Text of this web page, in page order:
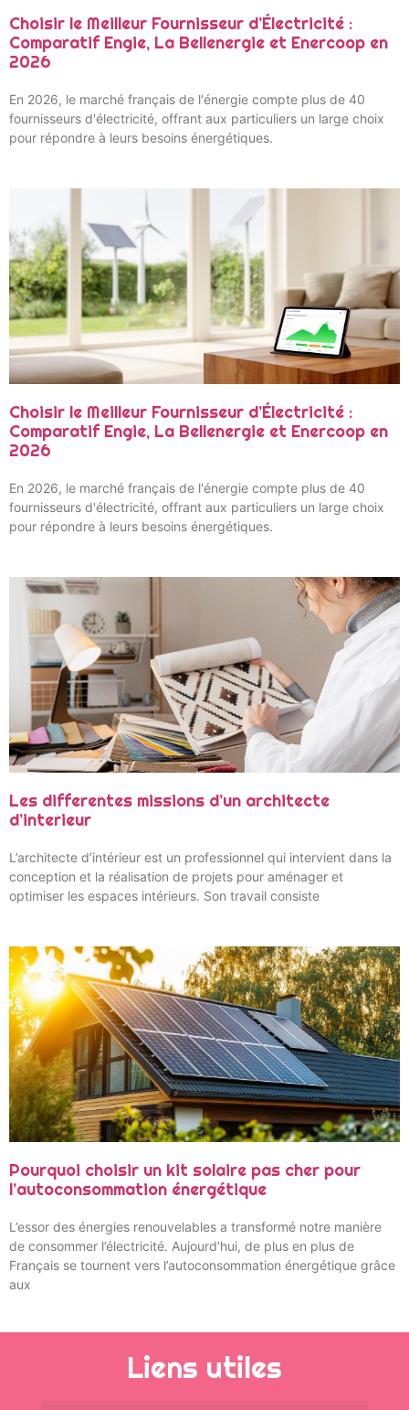
Choisir le Meilleur Fournisseur d’Électricité :
Comparatif Engie, La Bellenergie et Enercoop en
2026
En 2026, le marché français de l'énergie compte plus de 40
fournisseurs d'électricité, offrant aux particuliers un large choix
pour répondre à leurs besoins énergétiques.
Choisir le Meilleur Fournisseur d’Électricité :
Comparatif Engie, La Bellenergie et Enercoop en
2026
En 2026, le marché français de l'énergie compte plus de 40
fournisseurs d'électricité, offrant aux particuliers un large choix
pour répondre à leurs besoins énergétiques.
Les differentes missions d’un architecte
d’interieur
L’architecte d’intérieur est un professionnel qui intervient dans la
conception et la réalisation de projets pour aménager et
optimiser les espaces intérieurs. Son travail consiste
Pourquoi choisir un kit solaire pas cher pour
l’autoconsommation énergétique
L’essor des énergies renouvelables a transformé notre manière
de consommer l’électricité. Aujourd’hui, de plus en plus de
Français se tournent vers l’autoconsommation énergétique grâce
aux
Liens utiles